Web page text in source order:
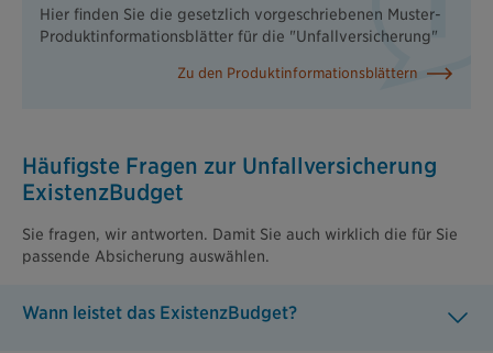
Hier finden Sie die gesetzlich vorgeschriebenen Muster-
Produktinformationsblätter für die "Unfallversicherung"
Zu den Produktinformationsblättern
Häufigste Fragen zur Unfallversicherung
ExistenzBudget
Sie fragen, wir antworten. Damit Sie auch wirklich die für Sie
passende Absicherung auswählen.
Wann leistet das ExistenzBudget?